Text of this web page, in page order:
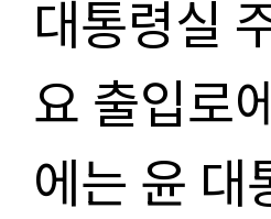
대통령실
요 출입로
에는 윤